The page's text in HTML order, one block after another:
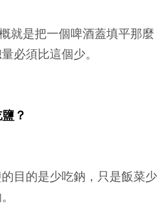
就是把一個啤酒蓋填平那麼
必須比這個少。
？
目的是少吃鈉，只是飯菜少